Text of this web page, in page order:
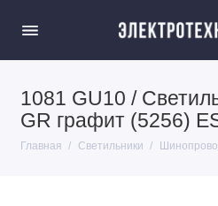
1081 GU10 /
GR графит (5256)
Главная Светильники